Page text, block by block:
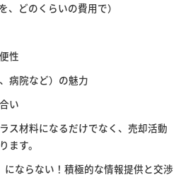
、どのくらいの費用で）
性
病院など）の魅力
い
ス材料になるだけでなく、売却活動
ます。
ならない！積極的な情報提供と交渉